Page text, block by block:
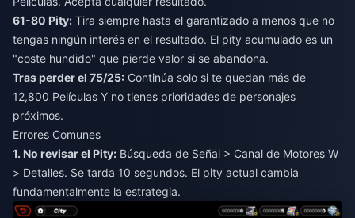
61-80 Pity: Tira siempre hasta el garantizado a menos que no
tengas ningún interés en el resultado. El pity acumulado es un
"coste hundido" que pierde valor si se abandona.
Tras perder el 75/25: Continúa solo si te quedan más de
12,800 Películas Y no tienes prioridades de personajes
próximos.
Errores Comunes
1. No revisar el Pity: Búsqueda de Señal > Canal de Motores W
> Detalles. Se tarda 10 segundos. El pity actual cambia
fundamentalmente la estrategia.